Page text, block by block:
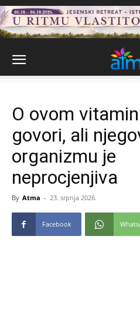
O ovom
govori, ali
organizmu je
By Atma - 23. srpnja 2026.
Facebook